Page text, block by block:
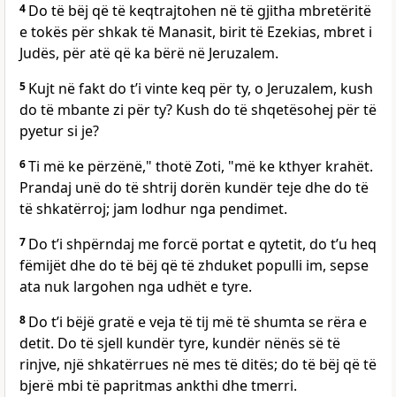
4 Do të bëj që të keqtrajtohen në të gjitha mbretëritë
e tokës për shkak të Manasit, birit të Ezekias, mbret i
Judës, për atë që ka bërë në Jeruzalem.
5 Kujt në fakt do t’i vinte keq për ty, o Jeruzalem, kush
do të mbante zi për ty? Kush do të shqetësohej për të
pyetur si je?
6Ti më ke përzënë," thotë Zoti, "më ke kthyer krahët.
Prandaj unë do të shtrij dorën kundër teje dhe do të
të shkatërroj; jam lodhur nga pendimet.
7 Do t’i shpërndaj me forcë portat e qytetit, do t’u heq
fëmijët dhe do të bëj që të zhduket populli im, sepse
ata nuk largohen nga udhët e tyre.
8 Do t’i bëjë gratë e veja të tij më të shumta se rëra e
detit. Do të sjell kundër tyre, kundër nënës së të
rinjve, një shkatërrues në mes të ditës; do të bëj që të
bjerë mbi të papritmas ankthi dhe tmerri.